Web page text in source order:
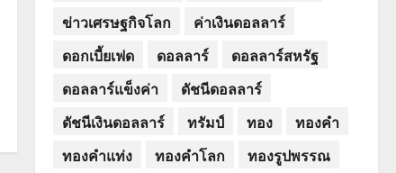
ข่าวเศรษฐกิจโลก
ค่าเงินดอลลาร์
ดอกเบี้ยเฟด
ดอลลาร์
ดอลลาร์สหรัฐ
ดอลลาร์แข็งค่า
ดัชนีดอลลาร์
ดัชนีเงินดอลลาร์
ทรัมป์ ทอง
ทองคำ
ทองคำแท่ง
ทองคำโลก
ทองรูปพรรณ